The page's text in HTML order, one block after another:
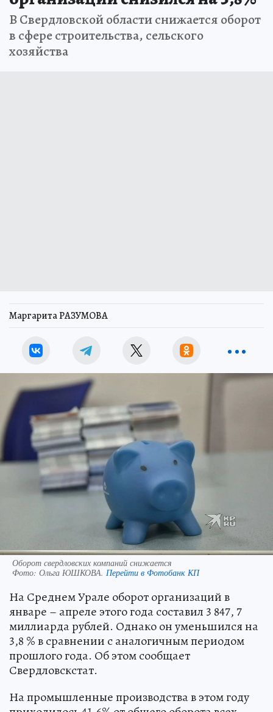
В Свердловской области снижается оборот
в сфере строительства, сельского
хозяйства
Маргарита РАЗУМОВА
Оборот свердловских компаний снижается
Фото: Ольга ЮШКОВА. Перейти в Фотобанк КП
На Среднем Урале оборот организаций в
январе – апреле этого года составил 3 847, 7
миллиарда рублей. Однако он уменьшился на
3,8 % в сравнении с аналогичным периодом
прошлого года. Об этом сообщает
Свердловскстат.
На промышленные производства в этом году